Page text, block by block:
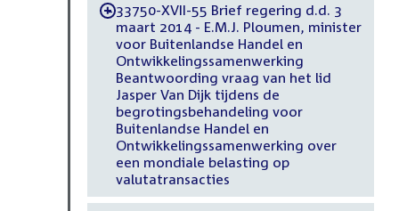
-33750-XVII-55 Brief regering d.d. 3
maart 2014 - E.M.J. Ploumen, minister
voor Buitenlandse Handel en
Ontwikkelingssamenwerking
Beantwoording vraag van het lid
Jasper Van Dijk tijdens de
begrotingsbehandeling voor
Buitenlandse Handel en
Ontwikkelingssamenwerking over
een mondiale belasting op
valutatransacties